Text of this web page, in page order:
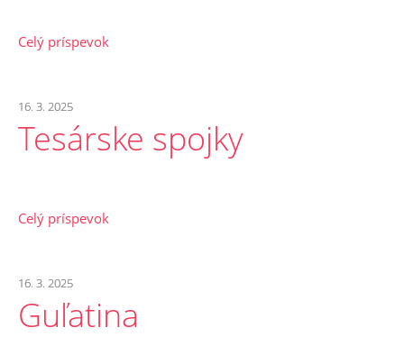
Celý príspevok
16. 3. 2025
Tesárske spojky
Celý príspevok
16. 3. 2025
Guľatina